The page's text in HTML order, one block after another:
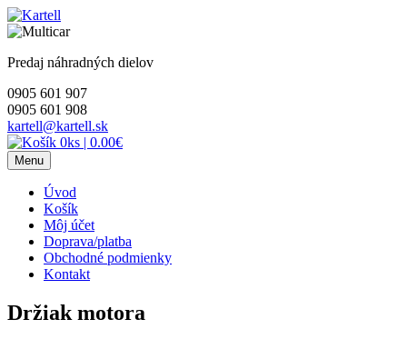
Skip
to
Predaj náhradných dielov
0905 601 907
0905 601 908
kartell@kartell.sk
0ks | 0.00€
Menu
Úvod
Košík
Môj účet
Doprava/platba
Obchodné podmienky
Kontakt
Držiak motora